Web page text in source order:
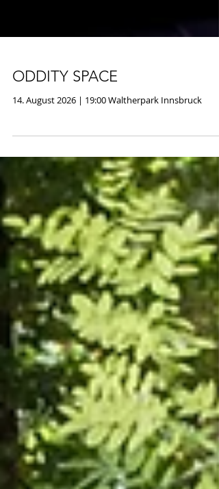
ODDITY SPACE
14. August 2026 | 19:00 Waltherpark Innsbruck